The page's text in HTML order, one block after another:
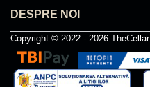
DESPRE NOI
Copyright © 2022 - 2026 TheCellar